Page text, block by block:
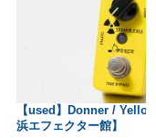
【used】Donner /
浜エフェクター館】